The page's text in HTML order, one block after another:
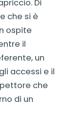
Di
che si è
ospite
il
un
accessi e il
che
di un